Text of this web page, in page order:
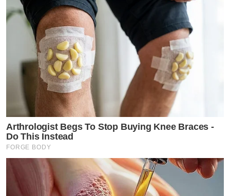
Arthrologist Begs To Stop Buying Knee Braces -
Do This Instead
FORGE BODY